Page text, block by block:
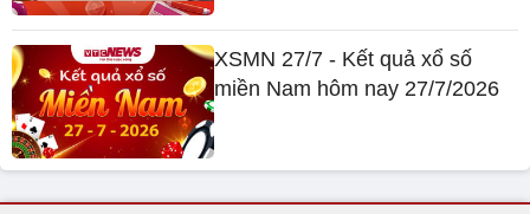
XSMN 27/7 - Kết quả xổ số
miền Nam hôm nay 27/7/2026